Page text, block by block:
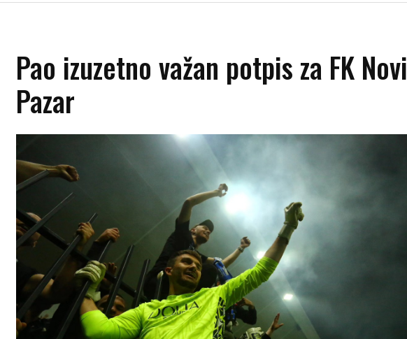
Pao izuzetno važan potpis za FK Novi
Pazar